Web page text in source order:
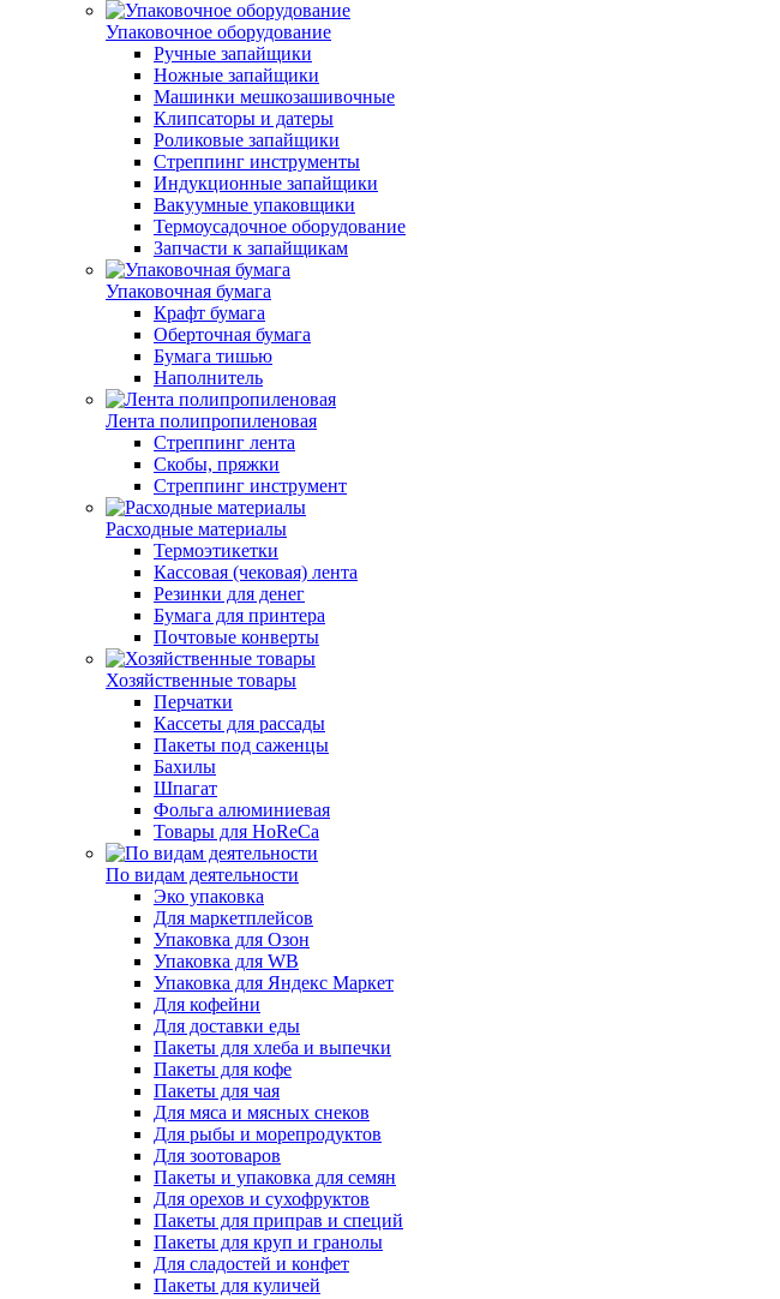
Упаковочное оборудование
Ручные запайщики
Ножные запайщики
Машинки мешкозашивочные
Клипсаторы и датеры
Роликовые запайщики
Стреппинг инструменты
Индукционные запайщики
Вакуумные упаковщики
Термоусадочное оборудование
Запчасти к запайщикам
Упаковочная бумага
Крафт бумага
Оберточная бумага
Бумага тишью
Наполнитель
Лента полипропиленовая
Стреппинг лента
Скобы, пряжки
Стреппинг инструмент
Расходные материалы
Термоэтикетки
Кассовая (чековая) лента
Резинки для денег
Бумага для принтера
Почтовые конверты
Хозяйственные товары
Перчатки
Кассеты для рассады
Пакеты под саженцы
Бахилы
Шпагат
Фольга алюминиевая
Товары для HoReCa
По видам деятельности
Эко упаковка
Для маркетплейсов
Упаковка для Озон
Упаковка для WB
Упаковка для Яндекс Маркет
Для кофейни
Для доставки еды
Пакеты для хлеба и выпечки
Пакеты для кофе
Пакеты для чая
Для мяса и мясных снеков
Для рыбы и морепродуктов
Для зоотоваров
Пакеты и упаковка для семян
Для орехов и сухофруктов
Пакеты для приправ и специй
Пакеты для круп и гранолы
Для сладостей и конфет
Пакеты для куличей